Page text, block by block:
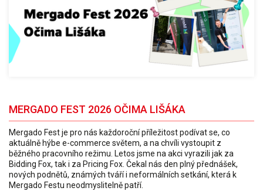
MERGADO FEST 2026 OČIMA LIŠÁKA
Mergado Fest je pro nás každoroční příležitost podívat se, co
aktuálně hýbe e-commerce světem, a na chvíli vystoupit z
běžného pracovního režimu. Letos jsme na akci vyrazili jak za
Bidding Fox, tak i za Pricing Fox. Čekal nás den plný přednášek,
nových podnětů, známých tváří i neformálních setkání, která k
Mergado Festu neodmyslitelně patří.